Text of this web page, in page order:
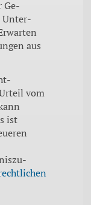
Ge­
Unter­
aus
vom
ist